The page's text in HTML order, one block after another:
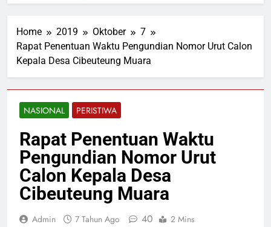
Home 2019 Oktober
7
Rapat Penentuan Waktu Pengundian Nomor Urut Calon
Kepala Desa Cibeuteung Muara
NASIONAL PERISTIWA
Rapat Penentuan Waktu
Pengundian Nomor Urut
Calon Kepala Desa
Cibeuteung Muara
Admin 7 Tahun Ago 40 2 Mins